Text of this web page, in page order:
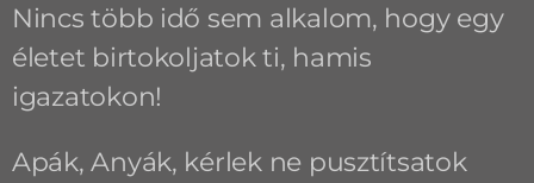
Nincs több idő sem alkalom, hogy egy
életet birtokoljatok ti, hamis
igazatokon!
Apák, Anyák, kérlek ne pusztítsatok